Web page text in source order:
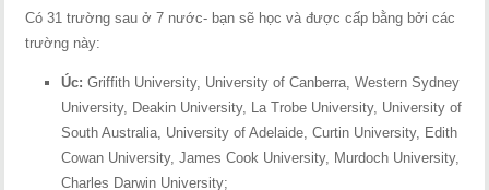
Có 31 trường sau ở 7 nước- bạn sẽ học và được cấp bằng bởi các
trường này:
Úc: Griffith University, University of Canberra, Western Sydney
University, Deakin University, La Trobe University, University of
South Australia, University of Adelaide, Curtin University, Edith
Cowan University, James Cook University, Murdoch University,
Charles Darwin University;